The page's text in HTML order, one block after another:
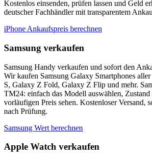
Kostenlos einsenden, prüfen lassen und Geld
deutscher Fachhändler mit transparentem
iPhone Ankaufspreis berechnen
Samsung verkaufen
Samsung Handy verkaufen und sofort den
Wir kaufen Samsung Galaxy Smartphones
S, Galaxy Z Fold, Galaxy Z Flip und mehr.
TM24: einfach das Modell auswählen, Zustand
vorläufigen Preis sehen. Kostenloser Versand,
nach Prüfung.
Samsung Wert berechnen
Apple Watch verkaufen